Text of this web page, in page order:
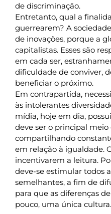
de discriminação.
Entretanto, qual a
guerrearem? A
de inovações, porque a
capitalistas. Esses são
em cada ser,
dificuldade de conviver,
beneficiar o próximo.
Em contrapartida,
às intolerantes
mídia, hoje em dia,
deve ser o principal meio
compartilhando
em relação à igualdade.
incentivarem a leitura.
deve-se estimular todos
semelhantes, a fim de
para que as diferenças
pouco, uma única cultura.